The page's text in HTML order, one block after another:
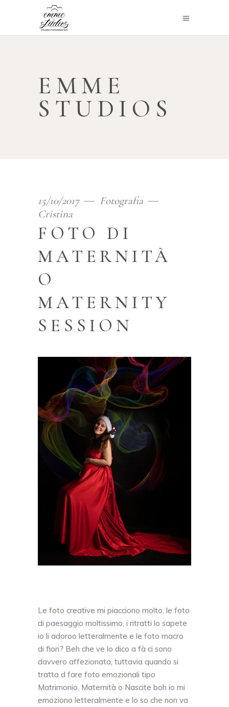
EMME
STUDIOS
15/10/2017
Fotografia
Cristina
FOTO DI
MATERNITÀ
O
MATERNITY
SESSION
Le foto creative mi piacciono molto, le foto
di paesaggio moltissimo, i ritratti lo sapete
io li adoroo letteralmente e le foto macro
di fiori? Beh che ve lo dico a fà ci sono
davvero affezionata, tuttavia quando si
tratta d fare foto emozionali tipo
Matrimonio, Maternità o Nascite boh io mi
emoziono letteralmente e lo so che non va